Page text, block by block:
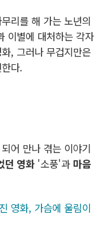
리를 해 가는 노년의
이별에 대처하는 각자
, 그러나 무겁지만은
다.
어 만나 겪는 이야기
던 영화 '소풍'과 마음
영화, 가슴에 울림이